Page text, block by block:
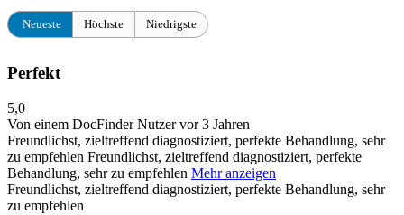
Neueste Höchste Niedrigste
Perfekt
5,0
Von einem DocFinder Nutzervor 3 Jahren
Freundlichst, zieltreffend diagnostiziert, perfekte Behandlung, sehr
zu empfehlen Freundlichst, zieltreffend diagnostiziert, perfekte
Behandlung, sehr zu empfehlen Mehr anzeigen
Freundlichst, zieltreffend diagnostiziert, perfekte Behandlung, sehr
zu empfehlen